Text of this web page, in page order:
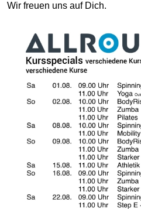
Wir freuen uns auf Dich.